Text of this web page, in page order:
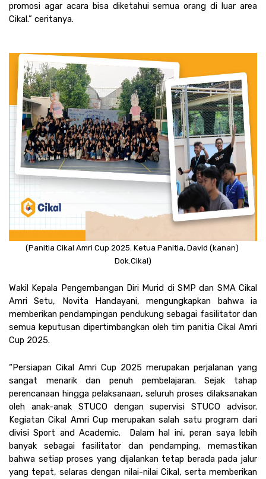
promosi agar acara bisa diketahui semua orang di luar area
Cikal.” ceritanya.
(Panitia Cikal Amri Cup 2025. Ketua Panitia, David (kanan)
Dok.Cikal)
Wakil Kepala Pengembangan Diri Murid di SMP dan SMA Cikal
Amri Setu, Novita Handayani, mengungkapkan bahwa ia
memberikan pendampingan pendukung sebagai fasilitator dan
semua keputusan dipertimbangkan oleh tim panitia Cikal Amri
Cup 2025.
“Persiapan Cikal Amri Cup 2025 merupakan perjalanan yang
sangat menarik dan penuh pembelajaran. Sejak tahap
perencanaan hingga pelaksanaan, seluruh proses dilaksanakan
oleh anak-anak STUCO dengan supervisi STUCO advisor.
Kegiatan Cikal Amri Cup merupakan salah satu program dari
divisi Sport and Academic.  Dalam hal ini, peran saya lebih
banyak sebagai fasilitator dan pendamping, memastikan
bahwa setiap proses yang dijalankan tetap berada pada jalur
yang tepat, selaras dengan nilai-nilai Cikal, serta memberikan